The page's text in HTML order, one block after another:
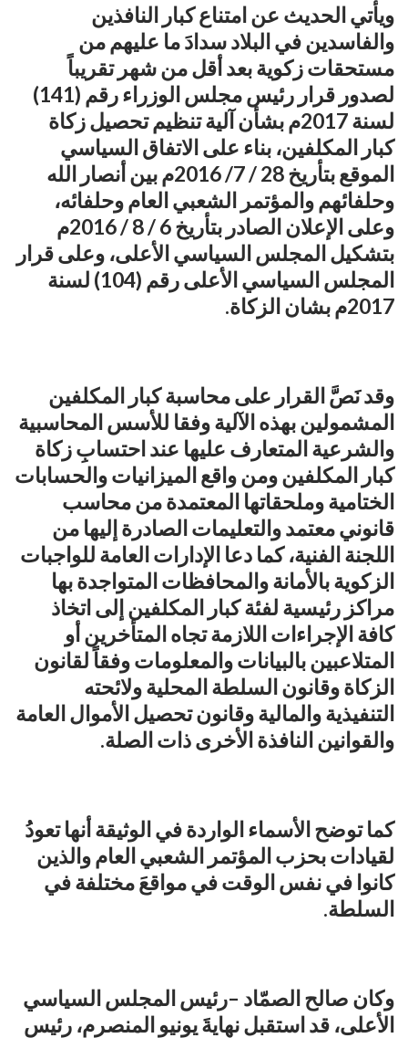
ويأتي الحديث عن امتناع كبار النافذين
والفاسدين في البلاد سدادَ ما عليهم من
مستحقات زكوية بعد أقل من شهر تقريباً
لصدور قرار رئيس مجلس الوزراء رقم (141)
لسنة 2017م بشأن آلية تنظيم تحصيل زكاة
كبار المكلفين، بناء على الاتفاق السياسي
الموقع بتأريخ 28 / 7/ 2016م بين أنصار الله
وحلفائهم والمؤتمر الشعبي العام وحلفائه،
وعلى الإعلان الصادر بتأريخ 6 / 8 / 2016م
بتشكيل المجلس السياسي الأعلى، وعلى قرار
المجلس السياسي الأعلى رقم (104) لسنة
2017م بشان الزكاة.
وقد نَصَّ القرار على محاسبة كبار المكلفين
المشمولين بهذه الآلية وفقا للأسس المحاسبية
والشرعية المتعارف عليها عند احتسابِ زكاة
كبار المكلفين ومن واقع الميزانيات والحسابات
الختامية وملحقاتها المعتمدة من محاسب
قانوني معتمد والتعليمات الصادرة إليها من
اللجنة الفنية، كما دعا الإدارات العامة للواجبات
الزكوية بالأمانة والمحافظات المتواجدة بها
مراكز رئيسية لفئة كبار المكلفين إلى اتخاذ
كافة الإجراءات اللازمة تجاه المتأخرين أو
المتلاعبين بالبيانات والمعلومات وفقاً لقانون
الزكاة وقانون السلطة المحلية ولائحته
التنفيذية والمالية وقانون تحصيل الأموال العامة
والقوانين النافذة الأخرى ذات الصلة.
كما توضح الأسماء الواردة في الوثيقة أنها تعودُ
لقيادات بحزب المؤتمر الشعبي العام والذين
كانوا في نفس الوقت في مواقعَ مختلفة في
السلطة.
وكان صالح الصمّاد –رئيس المجلس السياسي
الأعلى، قد استقبل نهايةَ يونيو المنصرم، رئيس